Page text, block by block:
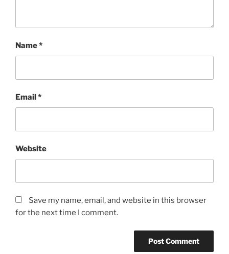
Name*
Email*
Website
Save my name, email, and website in this browser
for the next time I comment.